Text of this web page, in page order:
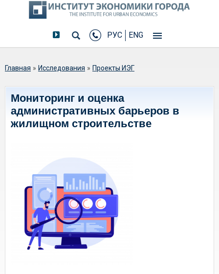
РУС ENG
Вы здесь
Главная » Исследования » Проекты ИЭГ
Мониторинг и оценка
административных барьеров в
жилищном строительстве